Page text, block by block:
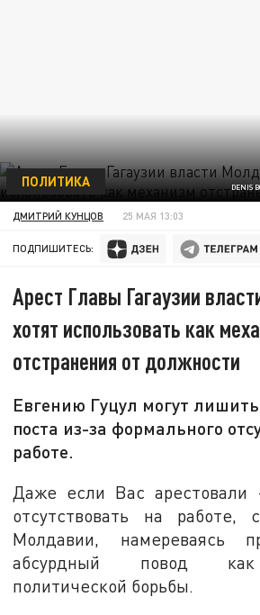
DENIS
ПОЛИТИКА
ДМИТРИЙ КУНЦОВ 25 МАЯ 13:03
ПОДПИШИТЕСЬ:
Арест Главы Гагаузии
хотят использовать как
отстранения от должности
Евгению Гуцул могут
поста из-за формального
работе.
Даже если Вас арестовали
отсутствовать на работе,
Молдавии, намереваясь
абсурдный повод как
политической борьбы.